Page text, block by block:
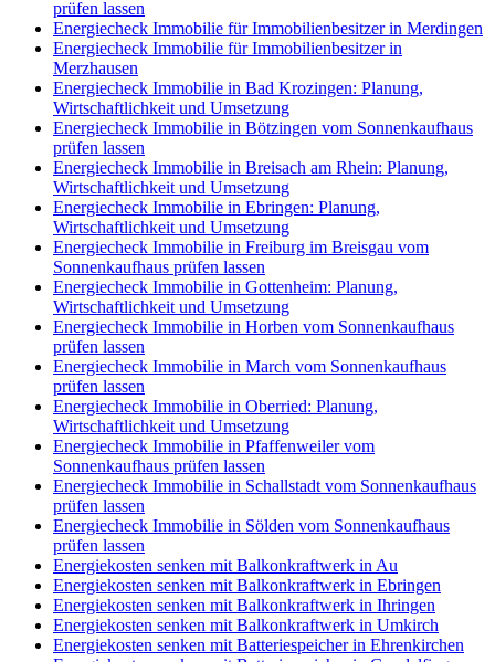
prüfen lassen
Energiecheck Immobilie für Immobilienbesitzer in Merdingen
Energiecheck Immobilie für Immobilienbesitzer in
Merzhausen
Energiecheck Immobilie in Bad Krozingen: Planung,
Wirtschaftlichkeit und Umsetzung
Energiecheck Immobilie in Bötzingen vom Sonnenkaufhaus
prüfen lassen
Energiecheck Immobilie in Breisach am Rhein: Planung,
Wirtschaftlichkeit und Umsetzung
Energiecheck Immobilie in Ebringen: Planung,
Wirtschaftlichkeit und Umsetzung
Energiecheck Immobilie in Freiburg im Breisgau vom
Sonnenkaufhaus prüfen lassen
Energiecheck Immobilie in Gottenheim: Planung,
Wirtschaftlichkeit und Umsetzung
Energiecheck Immobilie in Horben vom Sonnenkaufhaus
prüfen lassen
Energiecheck Immobilie in March vom Sonnenkaufhaus
prüfen lassen
Energiecheck Immobilie in Oberried: Planung,
Wirtschaftlichkeit und Umsetzung
Energiecheck Immobilie in Pfaffenweiler vom
Sonnenkaufhaus prüfen lassen
Energiecheck Immobilie in Schallstadt vom Sonnenkaufhaus
prüfen lassen
Energiecheck Immobilie in Sölden vom Sonnenkaufhaus
prüfen lassen
Energiekosten senken mit Balkonkraftwerk in Au
Energiekosten senken mit Balkonkraftwerk in Ebringen
Energiekosten senken mit Balkonkraftwerk in Ihringen
Energiekosten senken mit Balkonkraftwerk in Umkirch
Energiekosten senken mit Batteriespeicher in Ehrenkirchen